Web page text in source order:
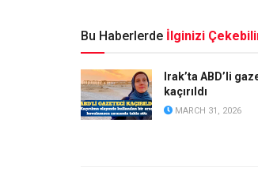
Bu Haberlerde İlginizi
Irak’ta ABD’li
kaçırıldı
MARCH 31, 2026